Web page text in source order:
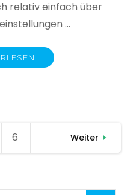
relativ einfach über
…
Seite
6 Weiter